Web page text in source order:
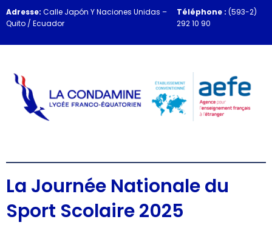
Adresse: Calle Japón Y Naciones Unidas –
Quito / Ecuador
Téléphone : (593-2)
292 10 90
La Journée Nationale du
Sport Scolaire 2025